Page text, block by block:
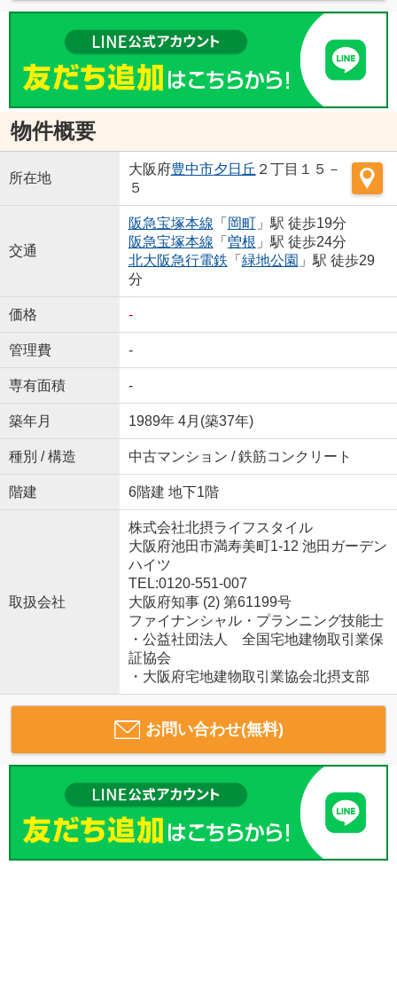
物件概要
所在地
大阪府豊中市夕日丘 ２丁目１５－
５
交通
阪急宝塚本線 「 岡町」駅 徒歩19分
阪急宝塚本線 「 曽根 」駅 徒歩24分
北大阪急行電鉄 「 緑地公園 」駅 徒歩29
分
価格 -
管理費 -
専有面積 -
築年月 1989年 4月(築37年)
種別 / 構造 中古マンション / 鉄筋コンクリート
階建 6階建 地下1階
取扱会社
株式会社北摂ライフスタイル
大阪府池田市満寿美町1-12 池田ガーデン
ハイツ
TEL:0120-551-007
大阪府知事 (2) 第61199号
ファイナンシャル・プランニング技能士
・公益社団法人 全国宅地建物取引業保
証協会
・大阪府宅地建物取引業協会北摂支部
お問い合わせ(無料)